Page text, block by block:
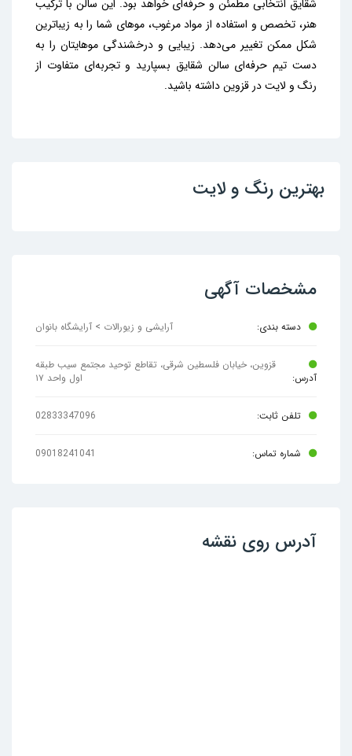
شقایق انتخابی مطمئن و حرفه‌ای خواهد بود. این سالن با ترکیب
هنر، تخصص و استفاده از مواد مرغوب، موهای شما را به زیباترین
شکل ممکن تغییر می‌دهد. زیبایی و درخشندگی موهایتان را به
دست تیم حرفه‌ای سالن شقایق بسپارید و تجربه‌ای متفاوت از
رنگ و لایت در قزوین داشته باشید.
بهترین رنگ و لایت
مشخصات آگهی
دسته بندی: آرایشی و زیورالات > آرایشگاه بانوان
آدرس:
قزوین، خیابان فلسطین شرقی، تقاطع توحید مجتمع سیب طبقه
اول واحد ۱۷
تلفن ثابت: 02833347096
شماره تماس: 09018241041
آدرس روی نقشه